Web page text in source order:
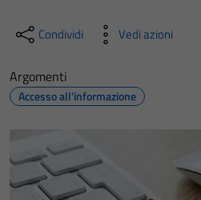
Condividi Vedi azioni
Argomenti
Accesso all'informazione